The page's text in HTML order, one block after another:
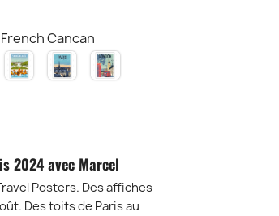
Cancan
VERSAILLES
PARIS
Les
LONDRES
2024 avec Marcel
Posters. Des affiches
Des toits de Paris au